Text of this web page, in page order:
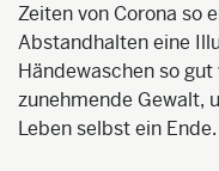
Zeiten von Corona so
Abstandhalten eine
Händewaschen so
zunehmende Gewalt,
Leben selbst ein Ende.